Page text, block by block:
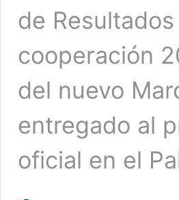
de
cooperación
del nuevo
entregado al
oficial en el